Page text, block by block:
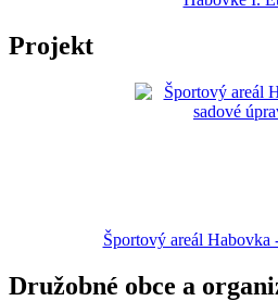
Projekt
Športový areál Habovka
Družobné obce a